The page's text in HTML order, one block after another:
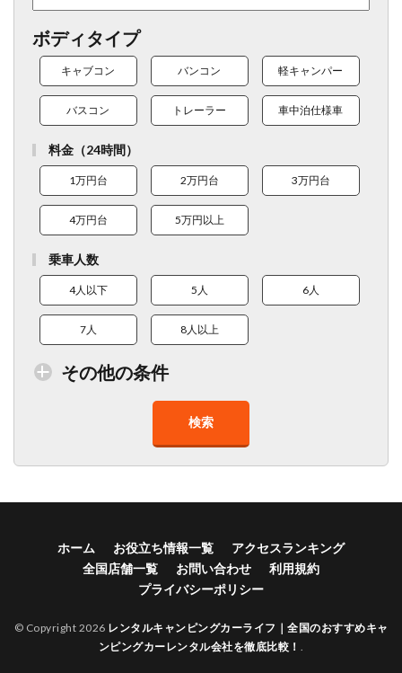
ボディタイプ
キャブコン バンコン 軽キャンパー
バスコン トレーラー 車中泊仕様車
料金（24時間）
1万円台 2万円台 3万円台
4万円台 5万円以上
乗車人数
4人以下 5人 6人
7人 8人以上
その他の条件
深夜早朝営業あり
乗り捨て可能 複数営業所 空港配車あり
検索
ホーム お役立ち情報一覧
アクセスランキング
全国店舗一覧
お問い合わせ
利用規約
プライバシーポリシー
© Copyright 2026 レンタルキャンピングカーライフ｜全国のおすすめキャ
ンピングカーレンタル会社を徹底比較！ .